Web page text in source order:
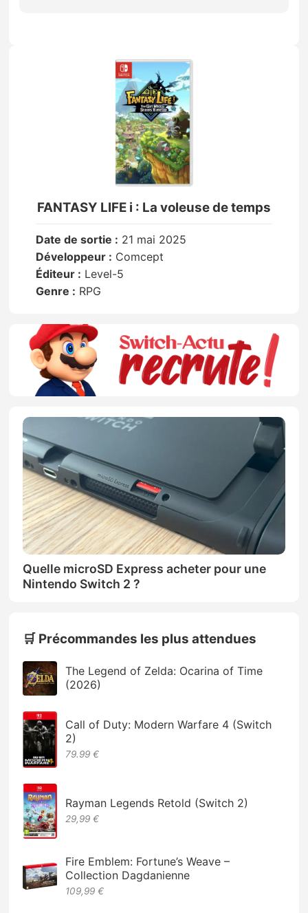
FANTASY LIFE i : La voleuse de temps
Date de sortie : 21 mai 2025
Développeur : Comcept
Éditeur : Level-5
Genre : RPG
Quelle microSD Express acheter pour une
Nintendo Switch 2 ?
🛒 Précommandes les plus attendues
The Legend of Zelda: Ocarina of Time
(2026)
Call of Duty: Modern Warfare 4 (Switch
2)
79.99 €
Rayman Legends Retold (Switch 2)
29,99 €
Fire Emblem: Fortune’s Weave –
Collection Dagdanienne
109,99 €